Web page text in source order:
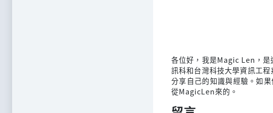
各位好，我是Magic Len，是
訊科和台灣科技大學資訊工
分享自己的知識與經驗。如
從MagicLen來的。